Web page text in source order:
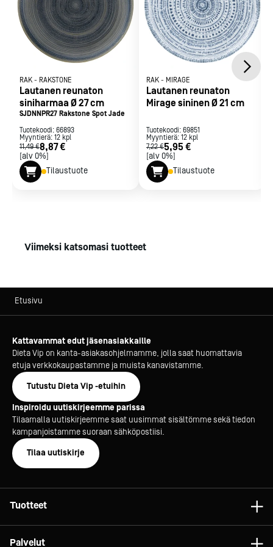
RAK - RAKSTONE
Lautanen reunaton
siniharmaa Ø 27 cm
SJDNNPR27 Rakstone Spot Jade
Tuotekoodi: 66893
Myyntierä: 12 kpl
11,49 €8,87 €
[alv 0%]
Tilaustuote
RAK - MIRAGE
Lautanen reunaton
Mirage sininen Ø 21 cm
Tuotekoodi: 69851
Myyntierä: 12 kpl
7,22 €5,95 €
[alv 0%]
Tilaustuote
Viimeksi katsomasi tuotteet
Etusivu
Kattavammat edut jäsenasiakkaille
Dieta Vip on kanta-asiakasohjelmamme, jolla saat huomattavia
etuja verkkokaupastamme ja muista kanavistamme.
Tutustu Dieta Vip -etuihin
Inspiroidu uutiskirjeemme parissa
Tilaamalla uutiskirjeemme saat uusimmat sisältömme sekä tiedon
kampanjoistamme suoraan sähköpostiisi.
Tilaa uutiskirje
Tuotteet
Palvelut